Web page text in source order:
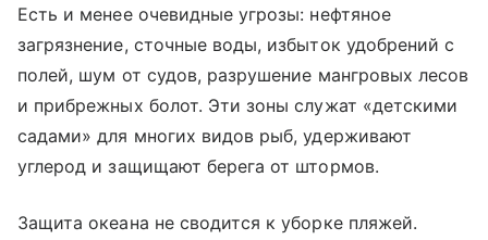
Есть и менее очевидные угрозы: нефтяное
загрязнение, сточные воды, избыток удобрений с
полей, шум от судов, разрушение мангровых лесов
и прибрежных болот. Эти зоны служат «детскими
садами» для многих видов рыб, удерживают
углерод и защищают берега от штормов.
Защита океана не сводится к уборке пляжей.